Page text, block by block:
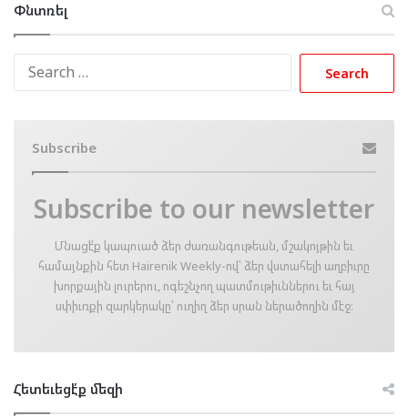
Փնտռել
Subscribe
Subscribe to our newsletter
Մնացէ՛ք կապուած ձեր ժառանգութեան, մշակոյթին եւ
համայնքին հետ Hairenik Weekly-ով՝ ձեր վստահելի աղբիւրը
խորքային լուրերու, ոգեշնչող պատմութիւններու եւ հայ
սփիւռքի զարկերակը՝ ուղիղ ձեր սրան ներածողին մէջ։
Հետեւեցէ՛ք մեզի